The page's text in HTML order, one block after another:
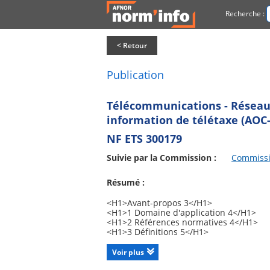
Recherche :
< Retour
Publication
Télécommunications -
information de télétaxe
NF ETS 300179
Suivie par la Commission :
Résumé :
<H1>Avant-propos 3</H1>
<H1>1 Domaine d'application 4</H1>
<H1>2 Références normatives 4</H1>
<H1>3 Définitions 5</H1>
<H1>4 Symboles et abréviations 5</H1>
<H1>5 Description 5</H1>
<H1>6 Procédures 5</H1>
Voir plus